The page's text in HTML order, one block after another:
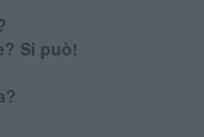
Si può!